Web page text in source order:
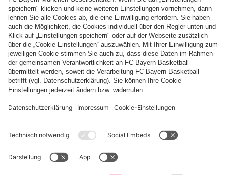
fcbayern.com FC Bayern Museum Allianz Arena Basketball Partner
© FC Bayern München AG – 2026
Impressum Datenschutz AGB Barrierefreiheit Hinweisgebersystem FAQ Kontakt
Verträge hier kündigen
Cookie Einstellungen